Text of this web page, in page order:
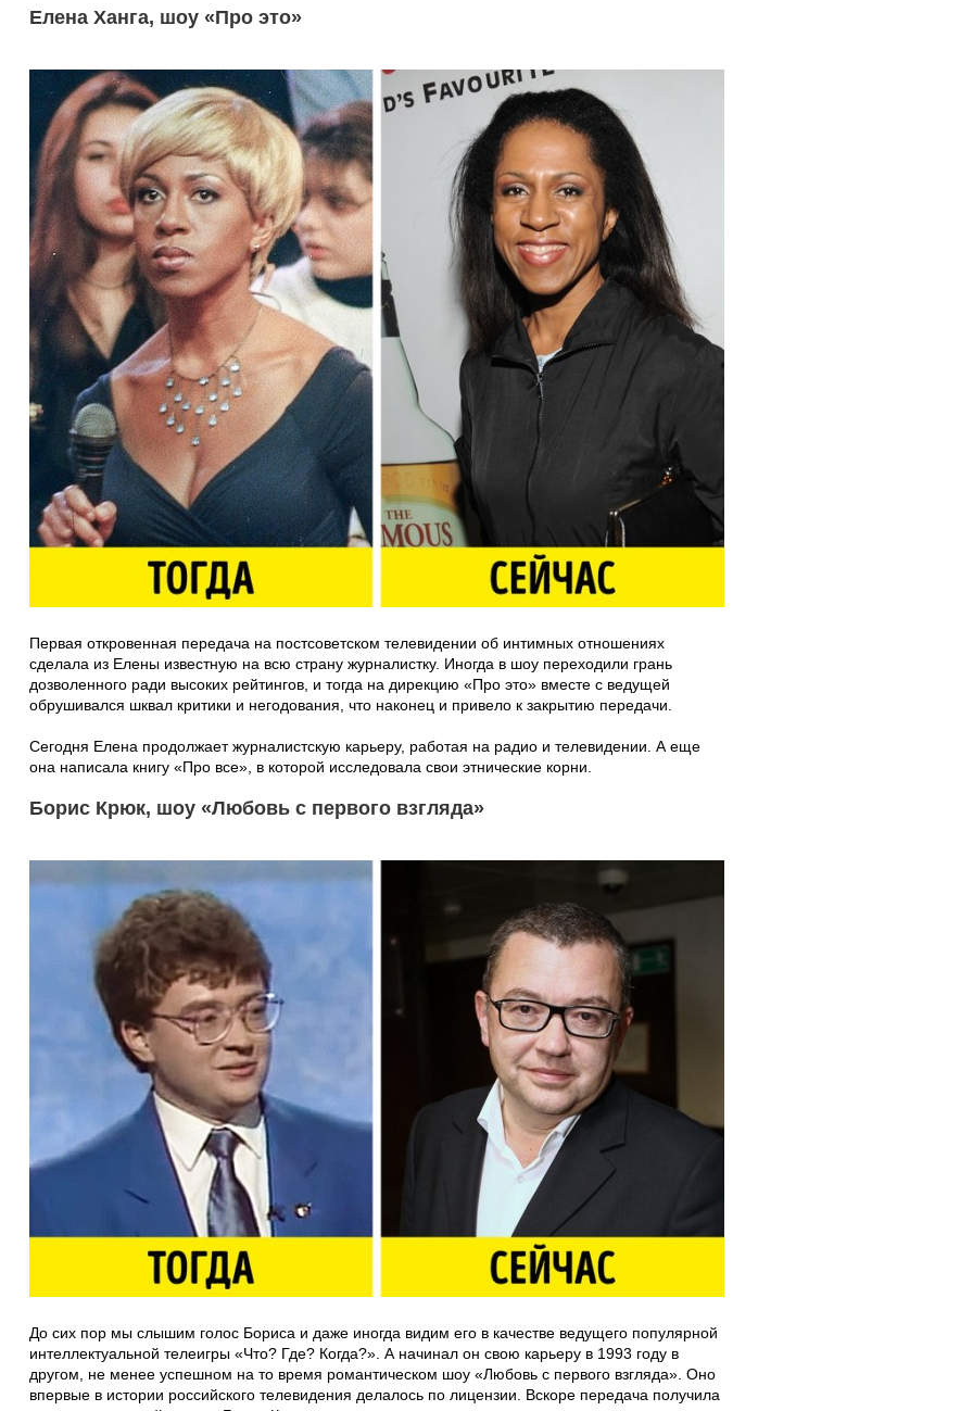
Елена Ханга, шоу «Про это»
Первая откровенная передача на постсоветском телевидении об интимных отношениях
сделала из Елены известную на всю страну журналистку. Иногда в шоу переходили грань
дозволенного ради высоких рейтингов, и тогда на дирекцию «Про это» вместе с ведущей
обрушивался шквал критики и негодования, что наконец и привело к закрытию передачи.
Сегодня Елена продолжает журналистскую карьеру, работая на радио и телевидении. А еще
она написала книгу «Про все», в которой исследовала свои этнические корни.
Борис Крюк, шоу «Любовь с первого взгляда»
До сих пор мы слышим голос Бориса и даже иногда видим его в качестве ведущего популярной
интеллектуальной телеигры «Что? Где? Когда?». А начинал он свою карьеру в 1993 году в
другом, не менее успешном на то время романтическом шоу «Любовь с первого взгляда». Оно
впервые в истории российского телевидения делалось по лицензии. Вскоре передача получила